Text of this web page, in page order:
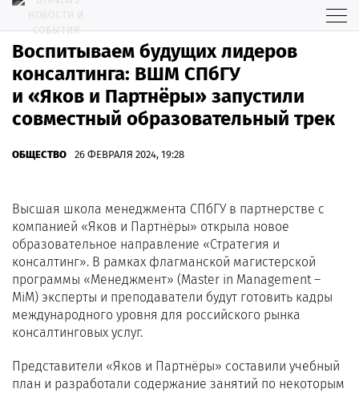
Воспитываем будущих лидеров
консалтинга: ВШМ СПбГУ
и «Яков и Партнёры» запустили
совместный образовательный трек
ОБЩЕСТВО 26 ФЕВРАЛЯ 2024, 19:28
Высшая школа менеджмента СПбГУ в партнерстве с
компанией «Яков и Партнёры» открыла новое
образовательное направление «Стратегия и
консалтинг». В рамках флагманской магистерской
программы «Менеджмент» (Master in Management –
MiM) эксперты и преподаватели будут готовить кадры
международного уровня для российского рынка
консалтинговых услуг.
Представители «Яков и Партнёры» составили учебный
план и разработали содержание занятий по некоторым